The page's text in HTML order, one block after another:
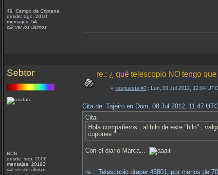
49 Campo de Criptana
desde: ago, 2010
mensajes: 54
clik ver los últimos
Sebtor
BCN
desde: sep, 2006
mensajes: 28193
clik ver los últimos
re.: ¿ qué telescopio NO tengo
« respuesta #7 : Lun, 09 Jul 2012, 12:04
Cita de: Tajeiro en Dom, 08 Jul 2012, 11:47 UTC
Cita
Hola compañeros , al hilo de este "hilo" ,
cupones " .
Con el diario Marca...
re.: Telescopio draper 45801, por menos de